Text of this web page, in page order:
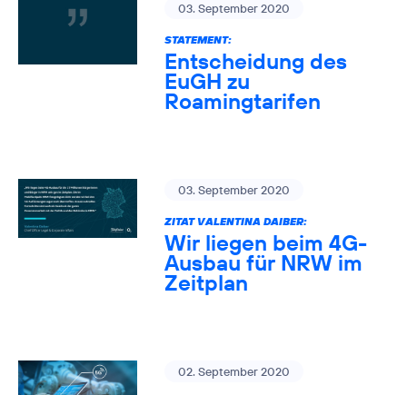
03. September 2020
STATEMENT:
Entscheidung des
EuGH zu
Roamingtarifen
03. September 2020
ZITAT VALENTINA DAIBER:
Wir liegen beim 4G-
Ausbau für NRW im
Zeitplan
02. September 2020